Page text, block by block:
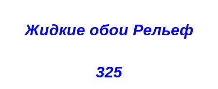
Жидкие обои Рельеф
325